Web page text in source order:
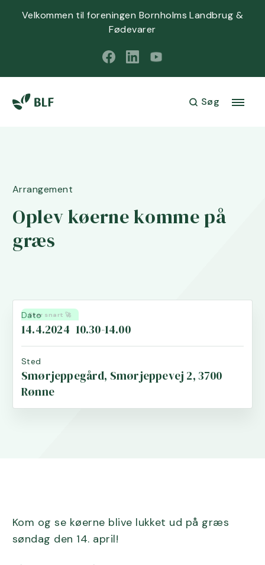
Velkommen til foreningen Bornholms Landbrug &
Fødevarer
Søg
Arrangement
Oplev køerne komme på
græs
Sker snart 🚀
Dato
14.4.2024 10.30-14.00
Sted
Smørjeppegård, Smørjeppevej 2, 3700
Rønne
Kom og se køerne blive lukket ud på græs
søndag den 14. april!